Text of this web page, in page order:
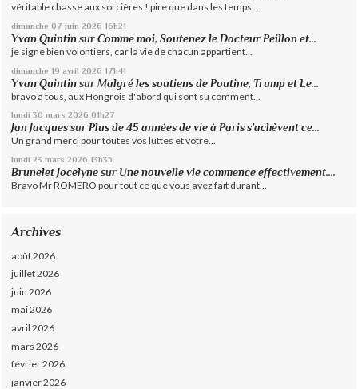
véritable chasse aux sorcières ! pire que dans les temps...
dimanche 07 juin 2026 16h21
Yvan Quintin surComme moi, Soutenez le Docteur Peillon et...
je signe bien volontiers, car la vie de chacun appartient...
dimanche 19 avril 2026 17h41
Yvan Quintin surMalgré les soutiens de Poutine, Trump et Le...
bravo à tous, aux Hongrois d'abord qui sont su comment...
lundi 30 mars 2026 01h27
Jan Jacques surPlus de 45 années de vie à Paris s’achèvent ce...
Un grand merci pour toutes vos luttes et votre...
lundi 23 mars 2026 13h35
Brunelet Jocelyne sur Une nouvelle vie commence effectivement....
Bravo Mr ROMERO pour tout ce que vous avez fait durant...
Archives
août 2026
juillet 2026
juin 2026
mai 2026
avril 2026
mars 2026
février 2026
janvier 2026